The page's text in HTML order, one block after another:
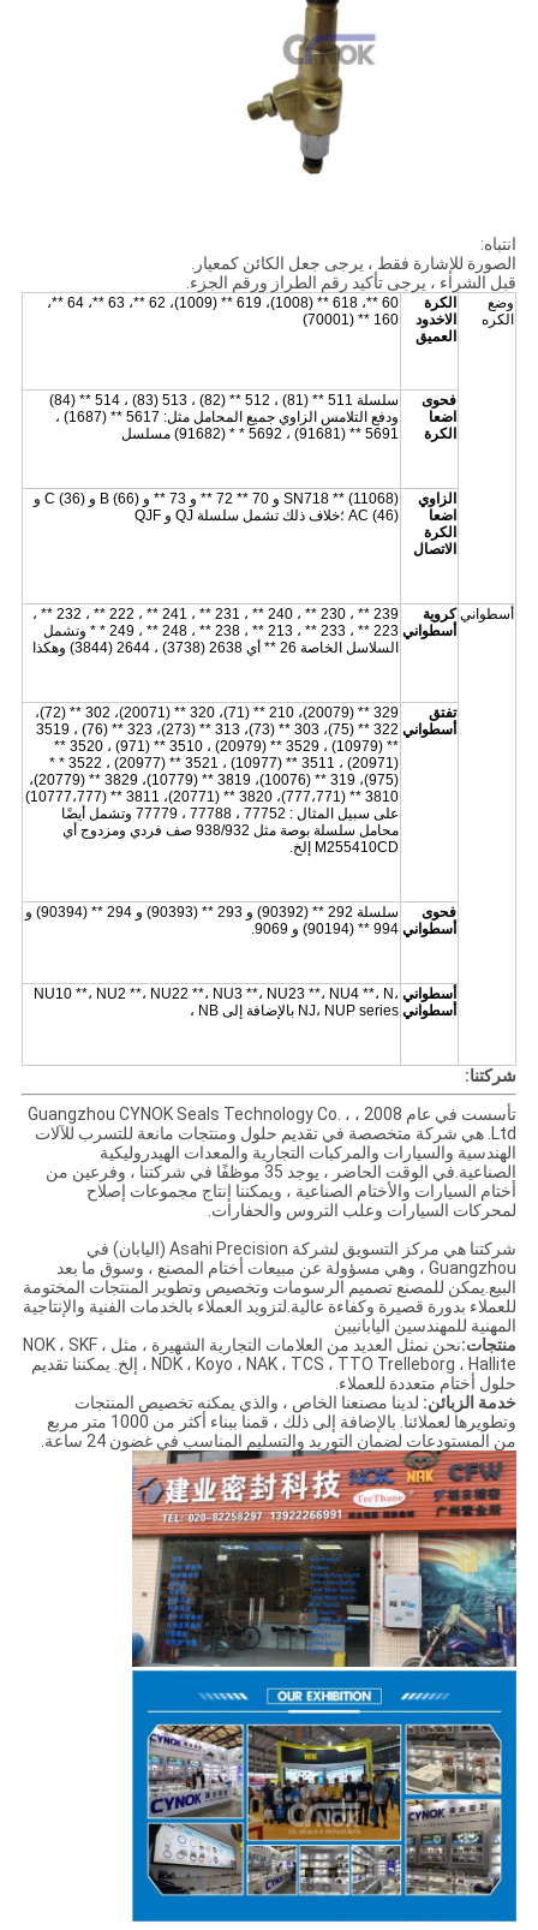
انتباه:
الصورة للإشارة فقط ، يرجى جعل الكائن كمعيار.
قبل الشراء ، يرجى تأكيد رقم الطراز ورقم الجزء.
وضع
الكره
الكرة
الاخدود
العميق
60 **، 618 ** (1008)، 619 ** (1009)، 62 **، 63 **، 64 **،
160 ** (70001)
فحوى
اضعا
الكرة
سلسلة 511 ** (81) ، 512 ** (82) ، 513 (83) ، 514 ** (84)
ودفع التلامس الزاوي جميع المحامل مثل: 5617 ** (1687) ،
5691 ** (91681) ، 5692 * * (91682) مسلسل
الزاوي
اضعا
الكرة
الاتصال
SN718 ** (11068) و 70 ** 72 ** و 73 ** و B (66) و C (36) و
AC (46) ؛خلاف ذلك تشمل سلسلة QJ و QJF
أسطواني كروية
أسطواني
239 ** ، 230 ** ، 240 ** ، 231 ** ، 241 ** ، 222 ** ، 232 ** ،
223 ** ، 233 ** ، 213 ** ، 238 ** ، 248 ** ، 249 * * وتشمل
السلاسل الخاصة 26 ** أي 2638 (3738) ، 2644 (3844) وهكذا
تفتق
أسطواني
329 ** (20079)، 210 ** (71)، 320 ** (20071)، 302 ** (72)،
322 ** (75)، 303 ** (73)، 313 ** (273)، 323 ** (76) ، 3519
** (10979) ، 3529 ** (20979) ، 3510 ** (971) ، 3520 **
(20971) ، 3511 ** (10977) ، 3521 ** (20977) ، 3522 * *
(975)، 319 ** (10076)، 3819 ** (10779)، 3829 ** (20779)،
3810 ** (777،771)، 3820 ** (20771)، 3811 ** (10777،777)
على سبيل المثال : 77752 ، 77788 ، 77779 وتشمل أيضًا
محامل سلسلة بوصة مثل 938/932 صف فردي ومزدوج أي
M255410CD إلخ.
فحوى
أسطواني
سلسلة 292 ** (90392) و 293 ** (90393) و 294 ** (90394) و
994 ** (90194) و 9069.
أسطواني
أسطواني
NU10 **، NU2 **، NU22 **، NU3 **، NU23 **، NU4 **، N،
NJ، NUP series بالإضافة إلى NB ،
شركتنا:
تأسست في عام 2008 ، Guangzhou CYNOK Seals Technology Co. ،
Ltd. هي شركة متخصصة في تقديم حلول ومنتجات مانعة للتسرب للآلات
الهندسية والسيارات والمركبات التجارية والمعدات الهيدروليكية
الصناعية.في الوقت الحاضر ، يوجد 35 موظفًا في شركتنا ، وفرعين من
أختام السيارات والأختام الصناعية ، ويمكننا إنتاج مجموعات إصلاح
لمحركات السيارات وعلب التروس والحفارات.
شركتنا هي مركز التسويق لشركة Asahi Precision (اليابان) في
Guangzhou ، وهي مسؤولة عن مبيعات أختام المصنع ، وسوق ما بعد
البيع.يمكن للمصنع تصميم الرسومات وتخصيص وتطوير المنتجات المختومة
للعملاء بدورة قصيرة وكفاءة عالية.لتزويد العملاء بالخدمات الفنية والإنتاجية
المهنية للمهندسين اليابانيين
منتجات:
نحن نمثل العديد من العلامات التجارية الشهيرة ، مثل NOK ، SKF ،
NDK ، Koyo ، NAK ، TCS ، TTO Trelleborg ، Hallite ، إلخ. يمكننا تقديم
حلول أختام متعددة للعملاء.
خدمة الزبائن: لدينا مصنعنا الخاص ، والذي يمكنه تخصيص المنتجات
وتطويرها لعملائنا. بالإضافة إلى ذلك ، قمنا ببناء أكثر من 1000 متر مربع
من المستودعات لضمان التوريد والتسليم المناسب في غضون 24 ساعة.